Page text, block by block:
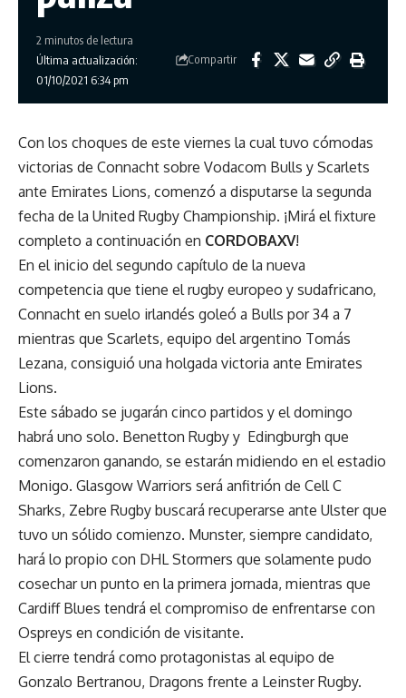
Última actualización:
01/10/2021 6:34 pm
2 minutos de lectura
Compartir
Con los choques de este viernes la cual tuvo cómodas
victorias de Connacht sobre Vodacom Bulls y Scarlets
ante Emirates Lions, comenzó a disputarse la segunda
fecha de la United Rugby Championship. ¡Mirá el fixture
completo a continuación en CORDOBAXV!
En el inicio del segundo capítulo de la nueva
competencia que tiene el rugby europeo y sudafricano,
Connacht en suelo irlandés goleó a Bulls por 34 a 7
mientras que Scarlets, equipo del argentino Tomás
Lezana, consiguió una holgada victoria ante Emirates
Lions.
Este sábado se jugarán cinco partidos y el domingo
habrá uno solo. Benetton Rugby y Edingburgh que
comenzaron ganando, se estarán midiendo en el estadio
Monigo. Glasgow Warriors será anfitrión de Cell C
Sharks, Zebre Rugby buscará recuperarse ante Ulster que
tuvo un sólido comienzo. Munster, siempre candidato,
hará lo propio con DHL Stormers que solamente pudo
cosechar un punto en la primera jornada, mientras que
Cardiff Blues tendrá el compromiso de enfrentarse con
Ospreys en condición de visitante.
El cierre tendrá como protagonistas al equipo de
Gonzalo Bertranou, Dragons frente a Leinster Rugby.